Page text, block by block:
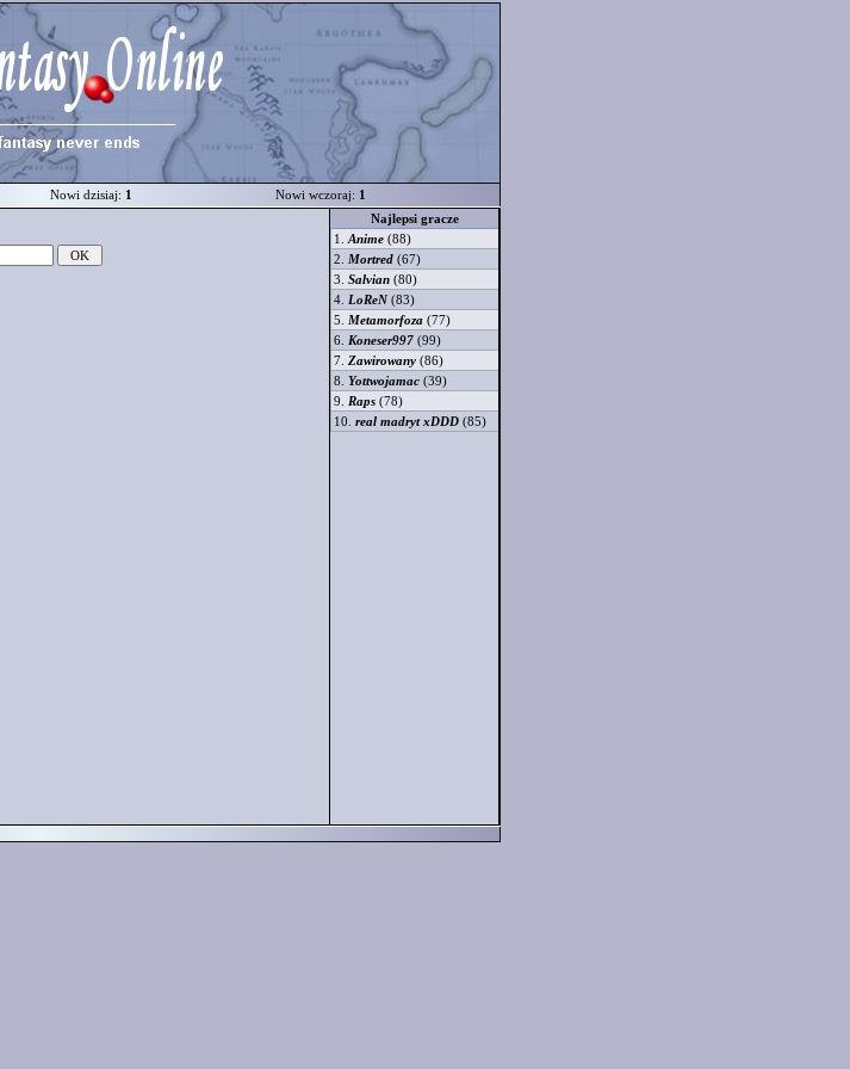
Nowi dzisiaj: 1 Nowi wczoraj: 1
Najlepsi gracze
1. Anime (88)
2. Mortred (67)
3. Salvian (80)
4. LoReN (83)
5. Metamorfoza (77)
6. Koneser997 (99)
7. Zawirowany (86)
8. Yottwojamac (39)
9. Raps (78)
10. real madryt xDDD (85)